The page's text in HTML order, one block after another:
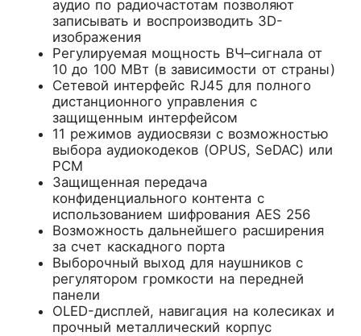
аудио по радиочастотам позволяют
записывать и воспроизводить 3D-
изображения
Регулируемая мощность ВЧ–сигнала от
10 до 100 МВт (в зависимости от страны)
Сетевой интерфейс RJ45 для полного
дистанционного управления с
защищенным интерфейсом
11 режимов аудиосвязи с возможностью
выбора аудиокодеков (OPUS, SeDAC) или
PCM
Защищенная передача
конфиденциального контента с
использованием шифрования AES 256
Возможность дальнейшего расширения
за счет каскадного порта
Выборочный выход для наушников с
регулятором громкости на передней
панели
OLED-дисплей, навигация на колесиках и
прочный металлический корпус